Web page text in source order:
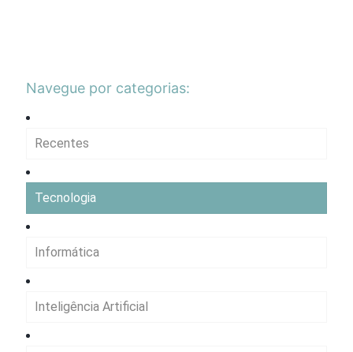
Navegue por categorias:
Recentes
Tecnologia
Informática
Inteligência Artificial